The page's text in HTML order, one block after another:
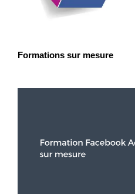
Formations sur mesure